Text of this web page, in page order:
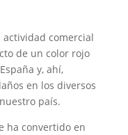
actividad comercial
de un color rojo
y, ahí,
en los diversos
país.
ha convertido en